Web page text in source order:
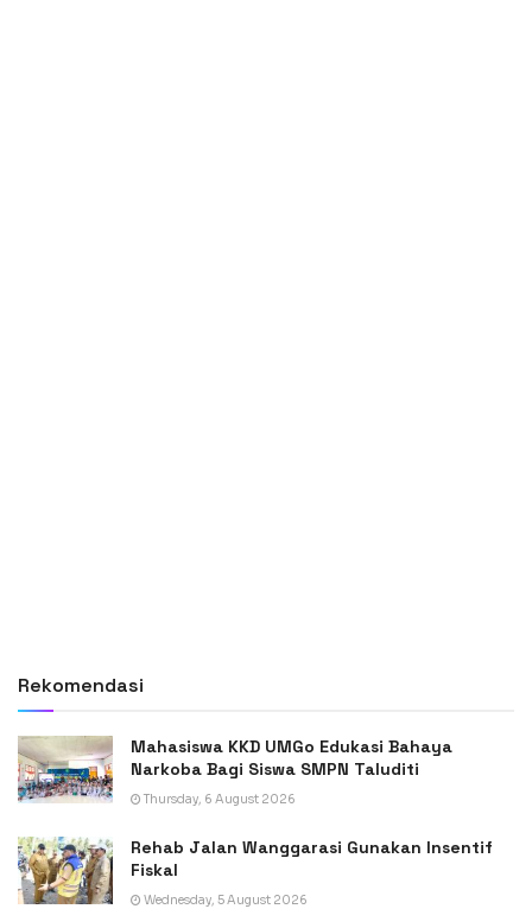
Rekomendasi
Mahasiswa KKD UMGo Edukasi Bahaya
Narkoba Bagi Siswa SMPN Taluditi
Thursday, 6 August 2026
Rehab Jalan Wanggarasi Gunakan Insentif
Fiskal
Wednesday, 5 August 2026